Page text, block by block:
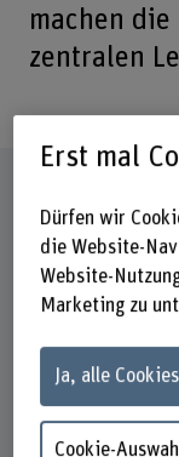
machen
zentralen
Mo
9–17.30 Uhr
9–13 Uhr
Fr
9–16 Uhr
Erst mal
Dürfen wir
die Website-
Website-
Marketing zu
Ja, alle
Cookie-